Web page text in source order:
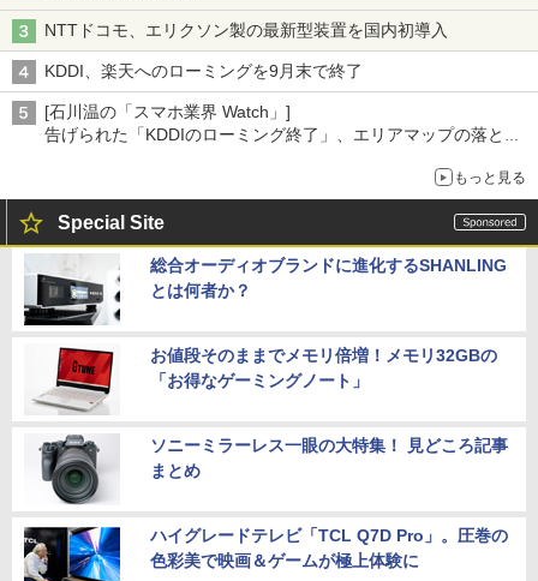
NTTドコモ、エリクソン製の最新型装置を国内初導入
KDDI、楽天へのローミングを9月末で終了
[石川温の「スマホ業界 Watch」]
告げられた「KDDIのローミング終了」、エリアマップの落とし
もっと見る
Special Site
総合オーディオブランドに進化するSHANLING
とは何者か？
お値段そのままでメモリ倍増！メモリ32GBの
「お得なゲーミングノート」
ソニーミラーレス一眼の大特集！ 見どころ記事
まとめ
ハイグレードテレビ「TCL Q7D Pro」。圧巻の
色彩美で映画＆ゲームが極上体験に